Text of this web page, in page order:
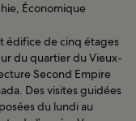
Économique
édifice de cinq étages
du quartier du Vieux-
Second Empire
Des visites guidées
du lundi au